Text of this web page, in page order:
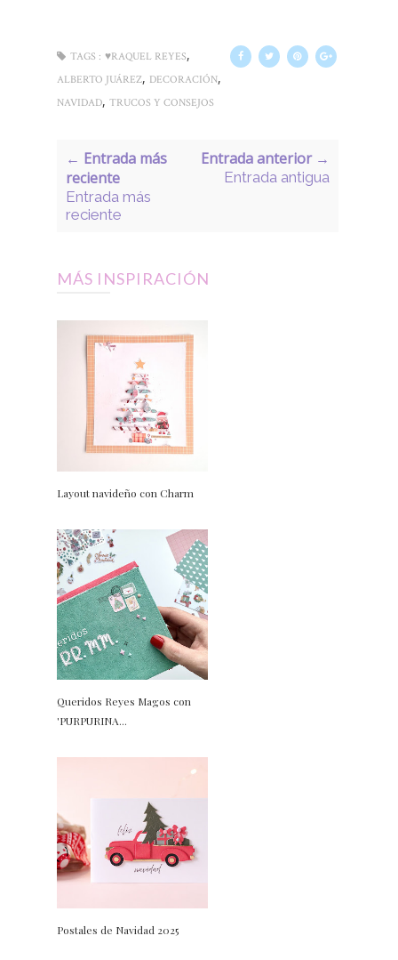
TAGS : ♥RAQUEL REYES,
ALBERTO JUÁREZ, DECORACIÓN,
NAVIDAD, TRUCOS Y CONSEJOS
← Entrada más
reciente
Entrada más
reciente
Entrada anterior →
Entrada antigua
MÁS INSPIRACIÓN
Layout navideño con Charm
Queridos Reyes Magos con
'PURPURINA...
Postales de Navidad 2025